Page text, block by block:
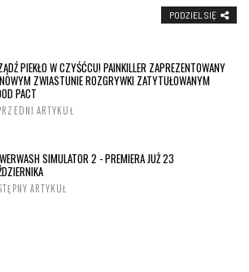
PODZIEL SIĘ
PIEKŁO W CZYŚĆCU! PAINKILLER ZAPREZENTOWANY
ZWIASTUNIE ROZGRYWKI ZATYTUŁOWANYM
PACT
ARTYKUŁ
SIMULATOR 2 - PREMIERA JUŻ 23
ARTYKUŁ